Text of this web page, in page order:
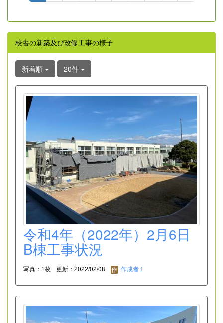
校舎の新築及び改修工事の様子
新着順 20件
令和4年（2022年）2月6日
B棟工事状況
写真：1枚 更新：2022/02/08 作成者１